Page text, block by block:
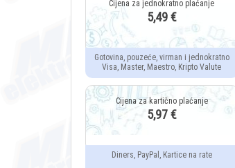
5,49 €
Gotovina, pouzeće, virman i jednokratno
Visa, Master, Maestro, Kripto Valute
5,97 €
Diners, PayPal, Kartice na rate